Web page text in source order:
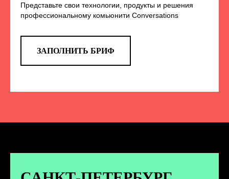
Представьте свои технологии, продукты и решения
профессиональному комьюнити Conversations
ЗАПОЛНИТЬ БРИФ
TELEGRAM
анонс новых спикеров и другие
новости конференции